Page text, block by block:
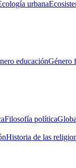
urbana
educaciónGénero
Filosofía política
Historia de las